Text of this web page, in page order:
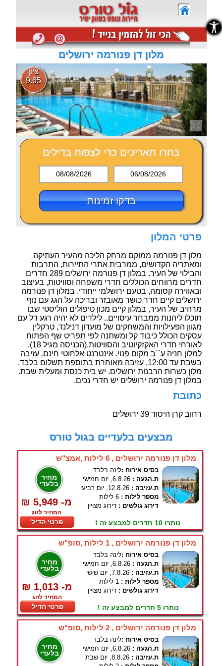
מלון דן פנורמה ירושלים
ציון
9.65
בחרו תאריכים כדי לצפות בדילים
08/08/2026 06/08/2026
בדקו זמינות
פרטי המלון
מלון דן פנורמה ממוקם מרחק הליכה מהעיר העתיקה
ומאתריה הקדושים, ממרבית אתרי התיירות, התרבות
והבילוי של העיר. במלון דן פנורמה ירושלים 289 חדרים
חדרים מרווחים הכוללים חדרי משפחה וסוויטות, בעיצוב
ובאווירה קסומה, בטעם ירושלמי ייחודי. במלון דן פנורמה
ירושלים קיים חדר כושר מאובזר ובריכה על הגג עם נוף
מרהיב של העיר, במלון קיים מכון טיפולים הוליסטי שבו
תוכלו ליהנות ממבחר עיסויים.. לילדים לא יהיה רגע דל עם
מגוון הפעילויות והמשחקים של מועדון דנילנד, טרקלין
עסקים הכולל כיבוד קל ומשתנה לפי תפריט שף הפתוח
לאורחי חדרי האקזקיוטיב והסוויטות.(הכניסה מגיל 18).
למלון חניה ע``ב מקום פנוי. אינטרנט אלחוטי חינם. עזיבה
בשבת עד 12:00, עזיבה מאוחרת בתוספת תשלום בלבד.
מלון כשרות הרבנות ירושלים. יש בית כנסת ומעלית שבת.
במלון דן פנורמה ירושלים יש חדרי נכים.
כתובת
רחוב קרן היסוד 39 ירושלים
מבצעים בלעדיים בגול טורס
מלון דן פנורמה ירושלים , 6 לילות ,אמצ"ש
מחיר
בלעדי
₪ 5,949 -מ
המחיר לזוג
פרטי הדיל
בסיס אירוח :לינה בלבד
ת.הגעה : 6.8.26, יום חמישי
ת.עזיבה : 12.8.26, יום רביעי
מספר לילות : 6 לילות
דירוג גולשים : דירוג מצויין
נותרו 10 חדרים למבצע זה !
מלון דן פנורמה ירושלים , 1 לילות ,סופ"ש
מחיר
בלעדי
₪ 1,013 -מ
המחיר לזוג
פרטי הדיל
בסיס אירוח :לינה בלבד
ת.הגעה : 6.8.26, יום חמישי
ת.עזיבה : 7.8.26, יום שישי
מספר לילות : 1 לילות
דירוג גולשים : דירוג מצויין
נותרו 5 חדרים למבצע זה !
מלון דן פנורמה ירושלים , 2 לילות ,סופ"ש
מחיר
בלעדי
בסיס אירוח :לינה בלבד
ת.הגעה : 6.8.26, יום חמישי
ת.עזיבה : 8.8.26, יום שבת
נגישות
נגישות